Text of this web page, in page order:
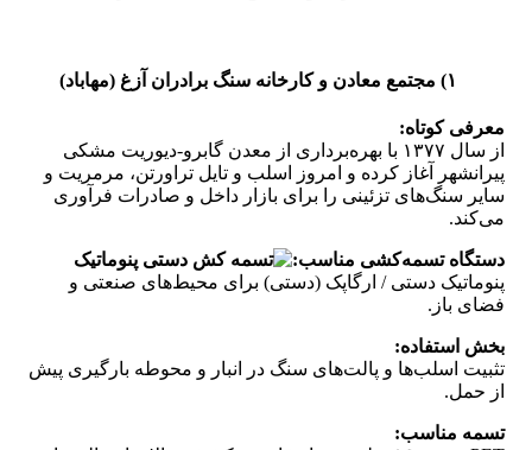
معرفی کوتاه:
از سال ۱۳۷۷ با بهره‌برداری از معدن گابرو-دیوریت مشکی
پیرانشهر آغاز کرده و امروز اسلب و تایل تراورتن، مرمریت و
سایر سنگ‌های تزئینی را برای بازار داخل و صادرات فرآوری
می‌کند.
دستگاه تسمه‌کشی مناسب:
پنوماتیک دستی / ارگاپک (دستی) برای محیط‌های صنعتی و
فضای باز.
بخش استفاده:
تثبیت اسلب‌ها و پالت‌های سنگ در انبار و محوطه بارگیری پیش
از حمل.
تسمه مناسب: